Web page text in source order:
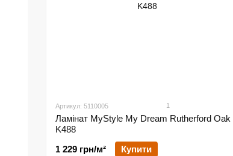
Артикул: 5110005 1
Ламінат MyStyle My Dream Rutherford Oak
K488
1 229 грн/м²
Купити